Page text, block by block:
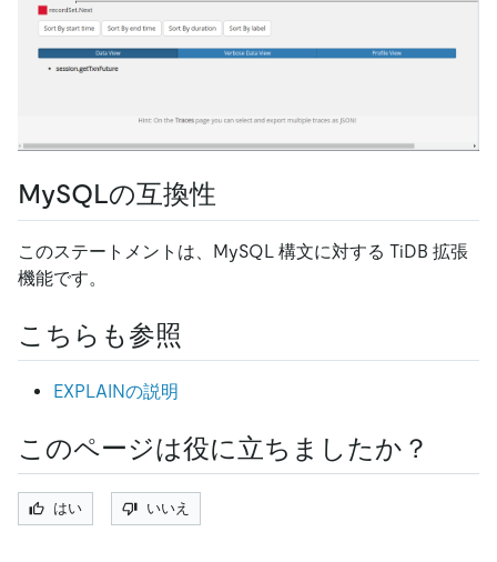
MySQLの互換性
このステートメントは、MySQL 構文に対する TiDB 拡張
機能です。
こちらも参照
EXPLAINの説明
このページは役に立ちましたか？
はい いいえ